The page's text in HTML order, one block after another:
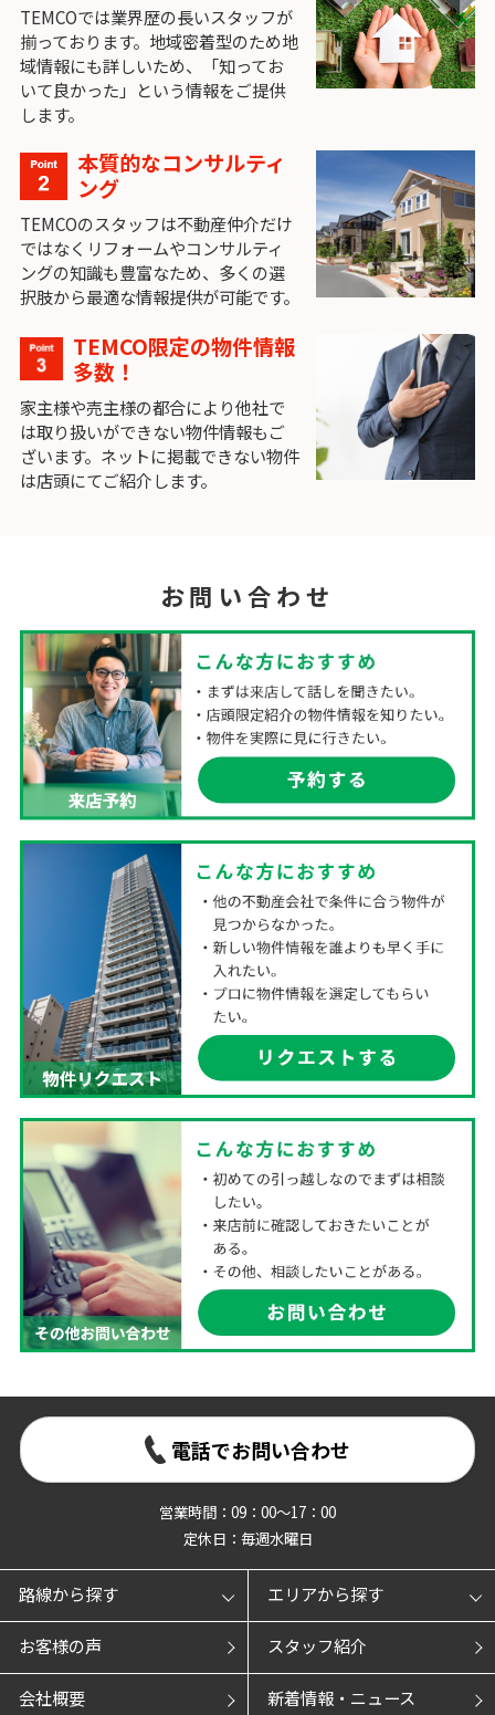
TEMCOでは業界歴の長いスタッフが
揃っております。地域密着型のため地
域情報にも詳しいため、「知ってお
いて良かった」という情報をご提供
します。
本質的なコンサルティ
ング
TEMCOのスタッフは不動産仲介だけ
ではなくリフォームやコンサルティ
ングの知識も豊富なため、多くの選
択肢から最適な情報提供が可能です。
TEMCO限定の物件情報
多数！
家主様や売主様の都合により他社で
は取り扱いができない物件情報もご
ざいます。ネットに掲載できない物件
は店頭にてご紹介します。
お問い合わせ
電話でお問い合わせ
営業時間：09：00～17：00
定休日：毎週水曜日
路線から探す エリアから探す
お客様の声 スタッフ紹介
会社概要 新着情報・ニュース